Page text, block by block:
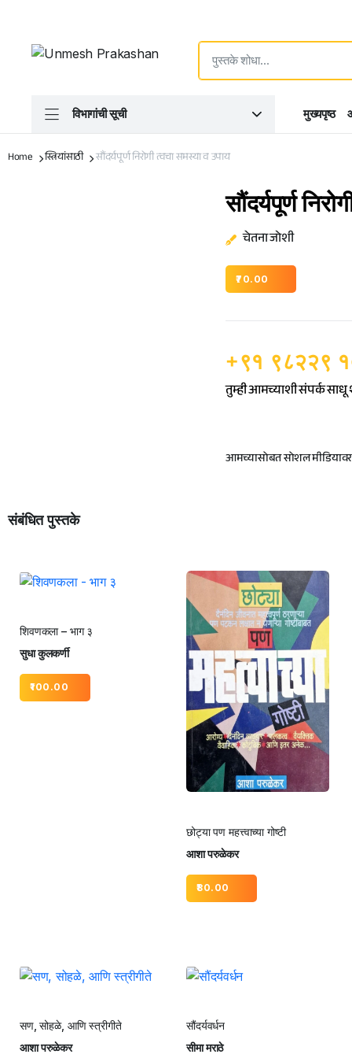
विभागांची सूची मुख्यपृष्ठ
Home स्त्रियांसाठी सौंदर्यपूर्ण निरोगी त्वचा समस्या व उपाय
सौंदर्यपूर्ण
चेतना जोशी
70.00
+९१ ९८२२९
तुम्ही आमच्याशी संपर्क
आमच्यासोबत सोशल
संबंधित पुस्तके
शिवणकला – भाग ३
सुधा कुलकर्णी
100.00
छोट्या पण महत्त्वाच्या गोष्टी
आशा परुळेकर
80.00
सण, सोहळे, आणि स्त्रीगीते
आशा परुळेकर
सौंदर्यवर्धन
सीमा मराठे